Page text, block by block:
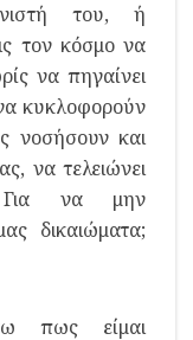
του, ή
τον κόσμο να
να πηγαίνει
κυκλοφορούν
νοσήσουν και
να τελειώνει
Για να μην
δικαιώματα;
πως είμαι